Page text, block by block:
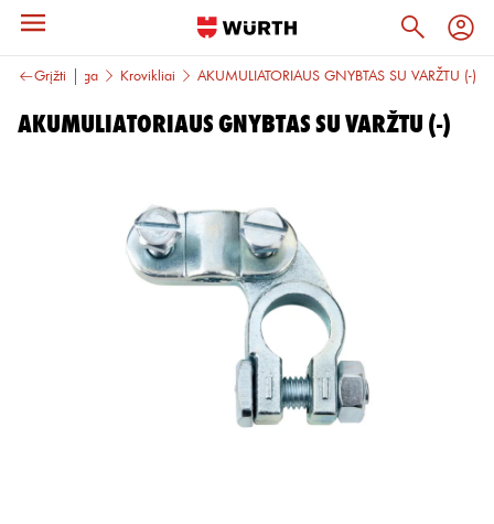
Grįžtiįranga Krovikliai AKUMULIATORIAUS GNYBTAS SU VARŽTU (-)
AKUMULIATORIAUS GNYBTAS SU VARŽTU (-)